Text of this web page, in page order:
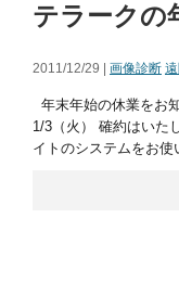
テラークの
2011/12/29 | 画像診断
年末年始の休業をお
1/3（火） 確約はいた
イトのシステムをお